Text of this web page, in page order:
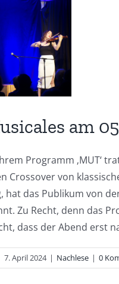
am
Programm ‚MUT‘
Crossover von
hat das Publikum von
Zu Recht, denn das
dass der Abend erst
7. April 2024 | Nachlese | 0